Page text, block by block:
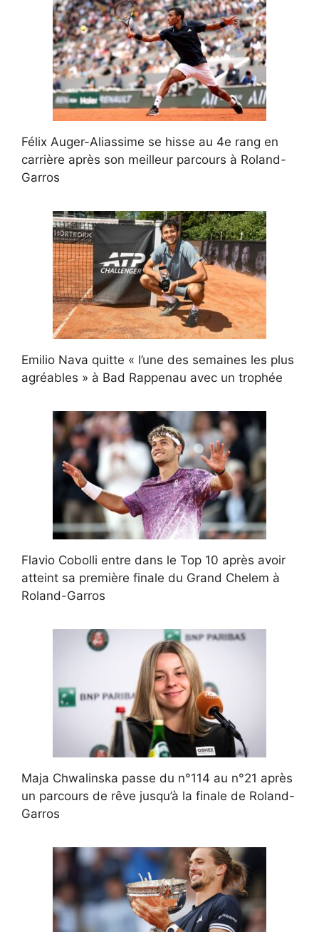
Félix Auger-Aliassime se hisse au 4e rang en
carrière après son meilleur parcours à Roland-
Garros
Emilio Nava quitte « l’une des semaines les plus
agréables » à Bad Rappenau avec un trophée
Flavio Cobolli entre dans le Top 10 après avoir
atteint sa première finale du Grand Chelem à
Roland-Garros
Maja Chwalinska passe du n°114 au n°21 après
un parcours de rêve jusqu’à la finale de Roland-
Garros